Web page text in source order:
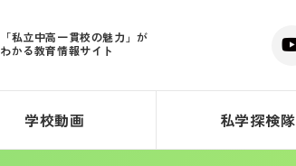
「私立中高一貫校の魅力」が
わかる教育情報サイト
学校動画 私学探検隊